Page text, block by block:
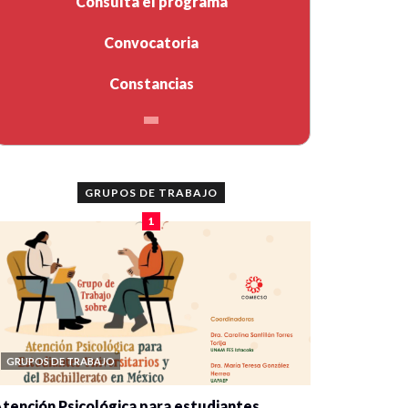
Convocatoria
Constancias
GRUPOS DE TRABAJO
1
GRUPOS DE TRABAJO